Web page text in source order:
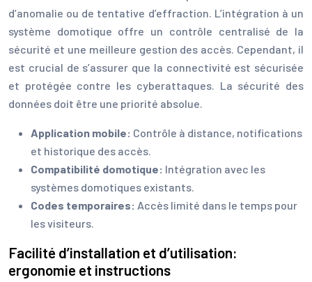
d’anomalie ou de tentative d’effraction. L’intégration à un
système domotique offre un contrôle centralisé de la
sécurité et une meilleure gestion des accès. Cependant, il
est crucial de s’assurer que la connectivité est sécurisée
et protégée contre les cyberattaques. La sécurité des
données doit être une priorité absolue.
Application mobile: Contrôle à distance, notifications
et historique des accès.
Compatibilité domotique: Intégration avec les
systèmes domotiques existants.
Codes temporaires: Accès limité dans le temps pour
les visiteurs.
Facilité d’installation et d’utilisation:
ergonomie et instructions